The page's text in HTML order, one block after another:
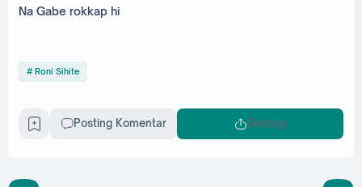
Na Gabe rokkap hi
Roni Sihite
Posting Komentar Berbagi